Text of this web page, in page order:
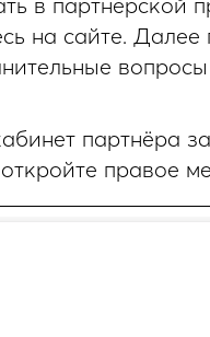
на сайте.
партнёра
правое